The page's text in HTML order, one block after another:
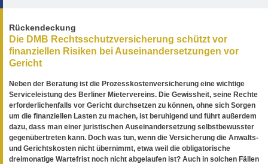
Rückendeckung
Die DMB Rechtsschutzversicherung schützt vor
finanziellen Risiken bei Auseinandersetzungen vor
Gericht
Neben der Beratung ist die Prozesskostenversicherung eine wichtige
Serviceleistung des Berliner Mietervereins. Die Gewissheit, seine Rechte
erforderlichenfalls vor Gericht durchsetzen zu können, ohne sich Sorgen
um die finanziellen Lasten zu machen, ist beruhigend und führt außerdem
dazu, dass man einer juristischen Auseinandersetzung selbstbewusster
gegenübertreten kann. Doch was tun, wenn die Versicherung die Anwalts-
und Gerichtskosten nicht übernimmt, etwa weil die obligatorische
dreimonatige Wartefrist noch nicht abgelaufen ist? Auch in solchen Fällen